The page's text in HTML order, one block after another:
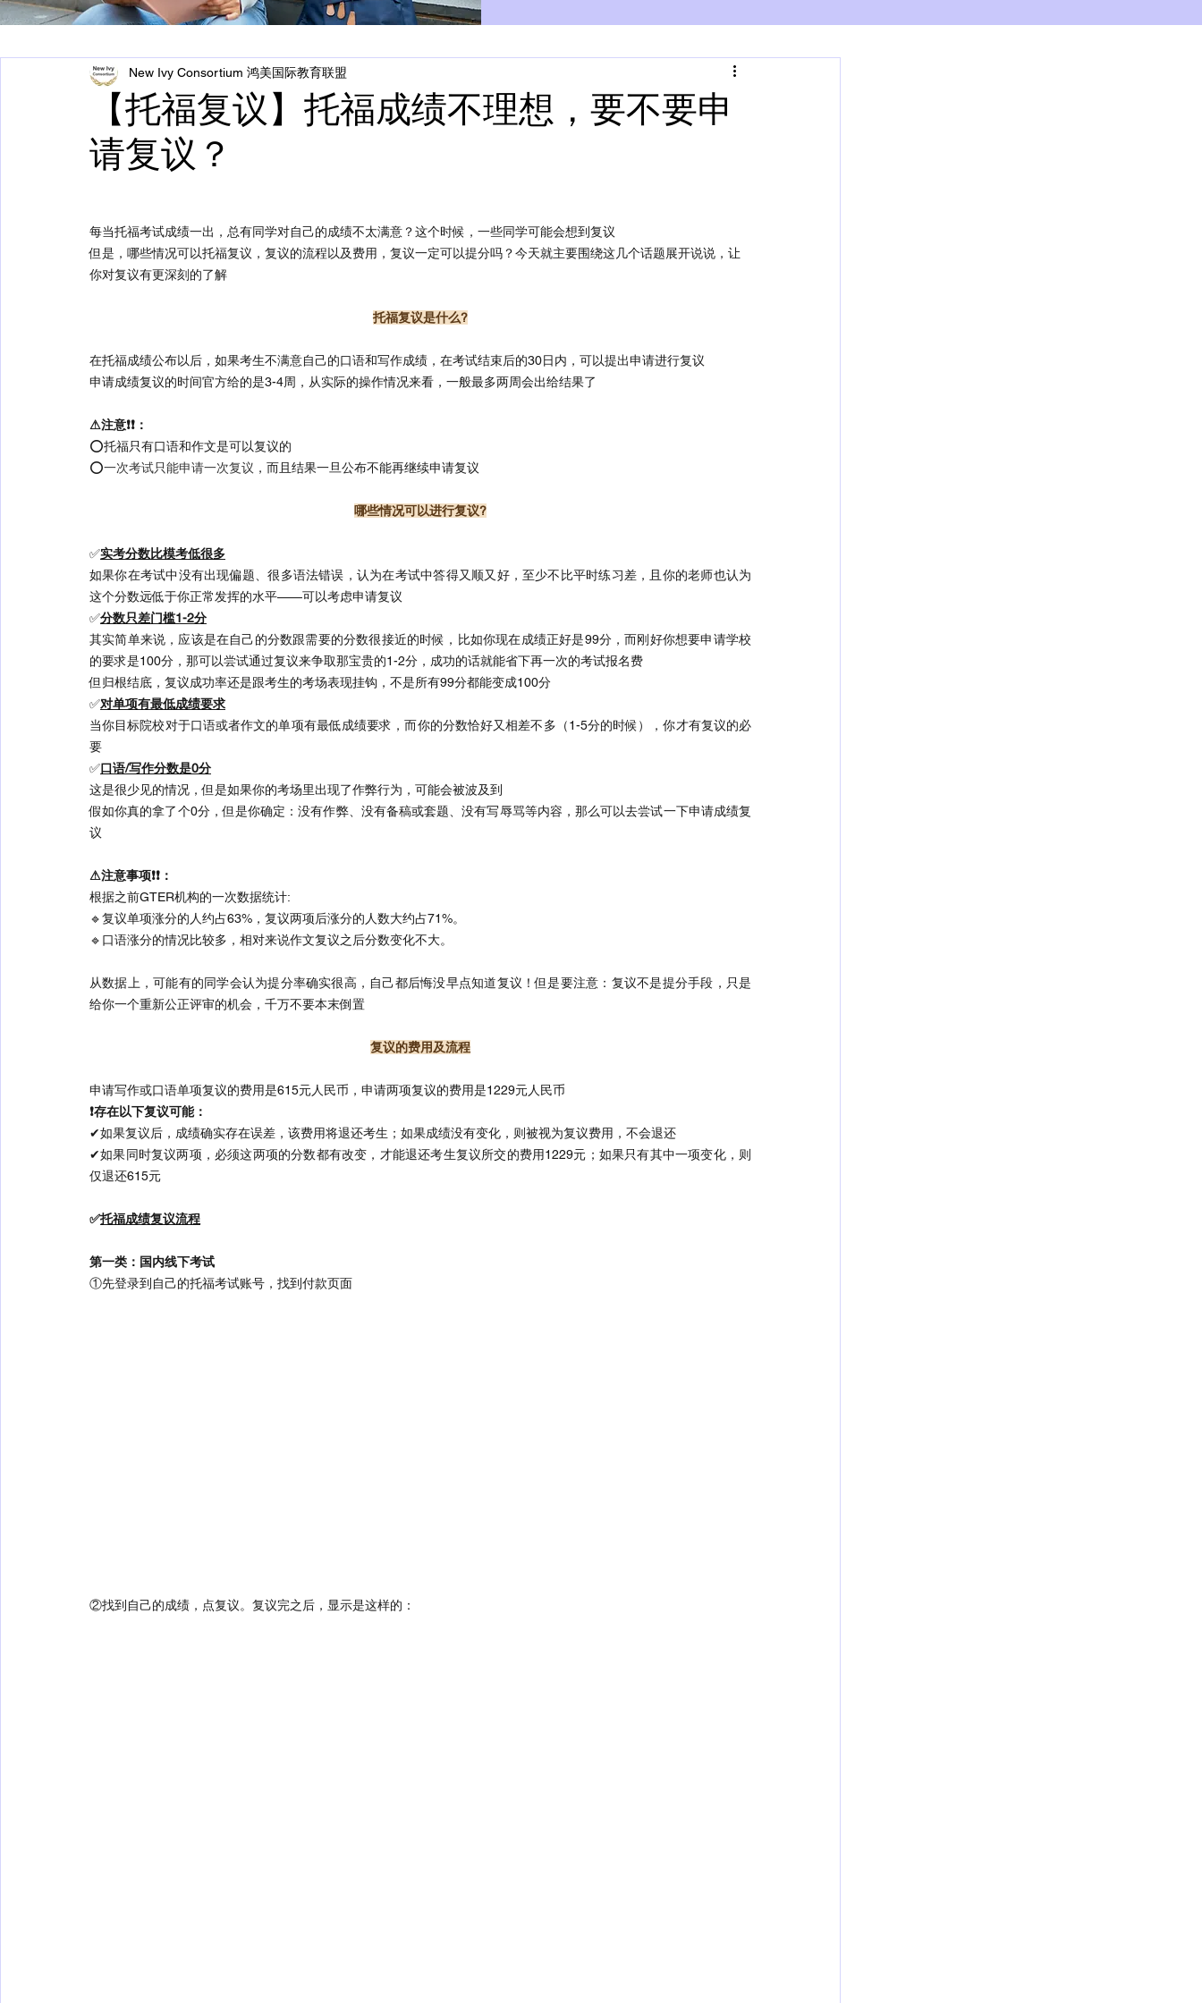
【托福复议】托福成绩不理想，要不要申
请复议？
New Ivy Consortium 鸿美国际教育联盟
每当托福考试成绩一出，总有同学对自己的成绩不太满意？这个时候，一些同学可能会想到复议
但是，哪些情况可以托福复议，复议的流程以及费用，复议一定可以提分吗？今天就主要围绕这几个话题展开说说，让
你对复议有更深刻的了解
托福复议是什么?
在托福成绩公布以后，如果考生不满意自己的口语和写作成绩，在考试结束后的30日内，可以提出申请进行复议
申请成绩复议的时间官方给的是3-4周，从实际的操作情况来看，一般最多两周会出给结果了
⚠注意❗❗：
⭕托福只有口语和作文是可以复议的
⭕一次考试只能申请一次复议 ，而且结果一旦公布不能再继续申请复议
哪些情况可以进行复议?
✅实考分数比模考低很多
如果你在考试中没有出现偏题、很多语法错误，认为在考试中答得又顺又好，至少不比平时练习差，且你的老师也认为
这个分数远低于你正常发挥的水平——可以考虑申请复议
✅分数只差门槛1-2分
其实简单来说，应该是在自己的分数跟需要的分数很接近的时候，比如你现在成绩正好是99分，而刚好你想要申请学校
的要求是100分，那可以尝试通过复议来争取那宝贵的1-2分，成功的话就能省下再一次的考试报名费
但归根结底，复议成功率还是跟考生的考场表现挂钩，不是所有99分都能变成100分
✅对单项有最低成绩要求
当你目标院校对于口语或者作文的单项有最低成绩要求，而你的分数恰好又相差不多（1-5分的时候），你才有复议的必
要
✅口语/写作分数是0分
这是很少见的情况，但是如果你的考场里出现了作弊行为，可能会被波及到
假如你真的拿了个0分，但是你确定：没有作弊、没有备稿或套题、没有写辱骂等内容，那么可以去尝试一下申请成绩复
议
⚠注意事项❗❗：
根据之前GTER机构的一次数据统计:
🔹复议单项涨分的人约占63%，复议两项后涨分的人数大约占71%。
🔹口语涨分的情况比较多，相对来说作文复议之后分数变化不大。
从数据上，可能有的同学会认为提分率确实很高，自己都后悔没早点知道复议！但是要注意：复议不是提分手段，只是
给你一个重新公正评审的机会，千万不要本末倒置
复议的费用及流程
申请写作或口语单项复议的费用是615元人民币，申请两项复议的费用是1229元人民币
❗存在以下复议可能：
✔如果复议后，成绩确实存在误差，该费用将退还考生；如果成绩没有变化，则被视为复议费用，不会退还
✔如果同时复议两项，必须这两项的分数都有改变，才能退还考生复议所交的费用1229元；如果只有其中一项变化，则
仅退还615元
✅托福成绩复议流程
第一类：国内线下考试
①先登录到自己的托福考试账号，找到付款页面
②找到自己的成绩，点复议。复议完之后，显示是这样的：